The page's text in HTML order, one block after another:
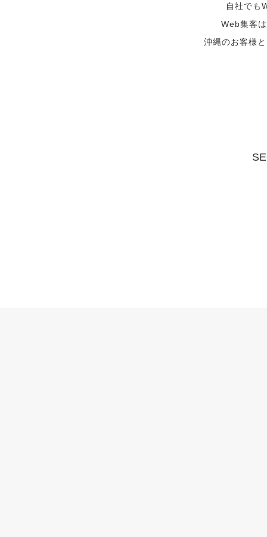
自社でも
Web集客
沖縄のお客様